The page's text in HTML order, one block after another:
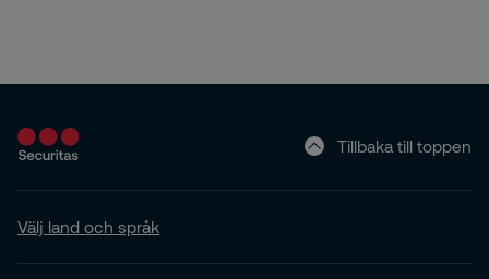
Tillbaka till toppen
Välj land och språk